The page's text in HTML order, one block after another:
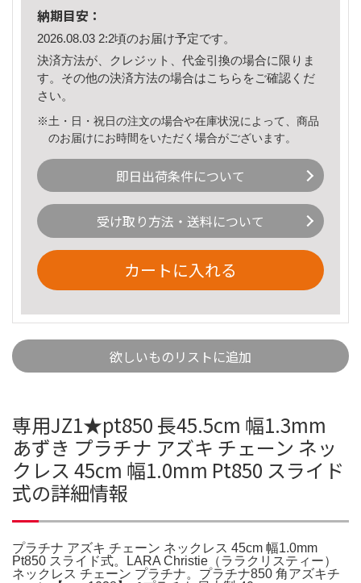
納期目安：
2026.08.03 2:2頃のお届け予定です。
決済方法が、クレジット、代金引換の場合に限りま
す。その他の決済方法の場合はこちら をご確認くだ
さい。
※土・日・祝日の注文の場合や在庫状況によって、商品
のお届けにお時間をいただく場合がございます。
即日出荷条件について
受け取り方法・送料について
カートに入れる
欲しいものリストに追加
専用JZ1★pt850 長45.5cm 幅1.3mm
あずき プラチナ アズキ チェーン ネッ
クレス 45cm 幅1.0mm Pt850 スライド
式の詳細情報
プラチナ アズキ チェーン ネックレス 45cm 幅1.0mm
Pt850 スライド式。LARA Christie（ララクリスティー）
ネックレス チェーン プラチナ。プラチナ850 角アズキチ